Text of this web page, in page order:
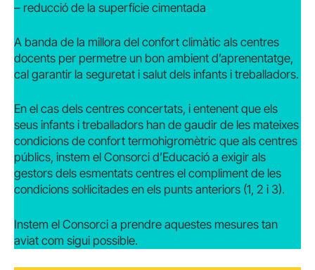
– reducció de la superfície cimentada
A banda de la millora del confort climàtic als centres
docents per permetre un bon ambient d’aprenentatge,
cal garantir la seguretat i salut dels infants i treballadors.
En el cas dels centres concertats, i entenent que els
seus infants i treballadors han de gaudir de les mateixes
condicions de confort termohigromètric que als centres
públics, instem el Consorci d’Educació a exigir als
gestors dels esmentats centres el compliment de les
condicions sol·licitades en els punts anteriors (1, 2 i 3).
Instem el Consorci a prendre aquestes mesures tan
aviat com sigui possible.